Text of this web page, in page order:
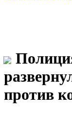
против